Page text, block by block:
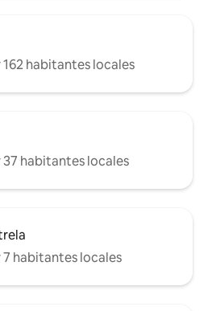
habitantes locales
habitantes locales
habitantes locales